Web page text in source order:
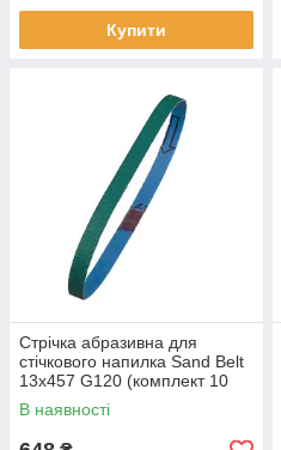
Купити
Стрічка абразивна для
стічкового напилка Sand Belt
13x457 G120 (комплект 10
од)
В наявності